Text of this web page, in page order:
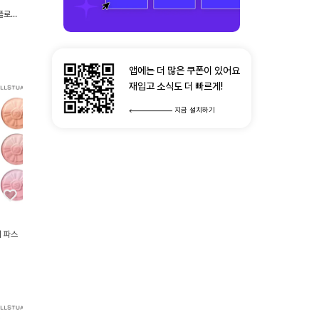
로럴
파스
앱에는 더 많은 쿠폰이 있어요
재입고 소식도 더 빠르게!
지금 설치하기